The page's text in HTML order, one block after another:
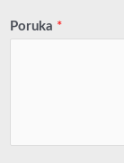
Poruka *